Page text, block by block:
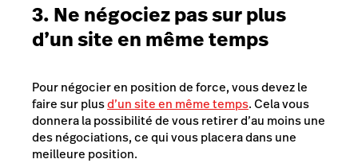
3. Ne négociez pas sur plus
d’un site en même temps
Pour négocier en position de force, vous devez le
faire sur plusd’un site en même temps. Cela vous
donnera la possibilité de vous retirer d’au moins une
des négociations, ce qui vous placera dans une
meilleure position.